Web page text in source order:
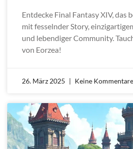
Entdecke Final Fantasy XIV, das
mit fesselnder Story,
und lebendiger Community.
von Eorzea!
26. März 2025 Keine Kommentare